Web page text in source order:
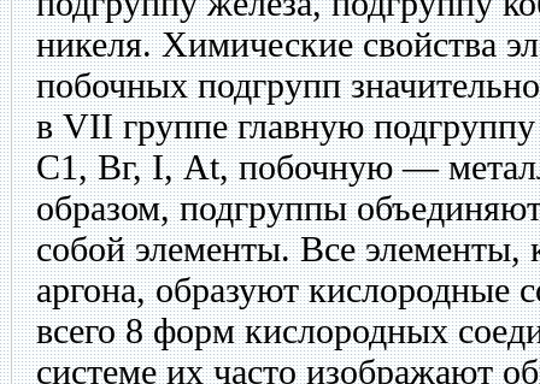
никеля. Химические свойства
побочных подгрупп
в VII группе главную
С1, Вг, I, Аt, побочную —
образом, подгруппы
собой элементы. Все элементы,
аргона, образуют кислородные
всего 8 форм кислородных
системе их часто изображают